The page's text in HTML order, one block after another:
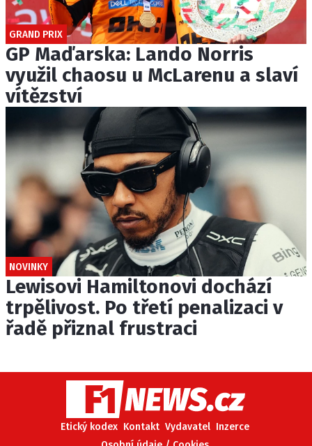
GRAND PRIX
GP Maďarska: Lando Norris
využil chaosu u McLarenu a slaví
vítězství
NOVINKY
Lewisovi Hamiltonovi dochází
trpělivost. Po třetí penalizaci v
řadě přiznal frustraci
Etický kodex Kontakt Vydavatel Inzerce